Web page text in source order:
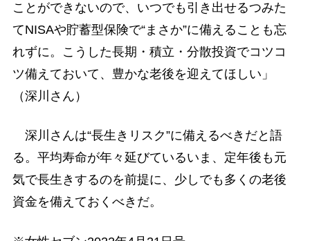
ことができないので、いつでも引き出せるつみた
てNISAや貯蓄型保険で“まさか”に備えることも忘
れずに。こうした長期・積立・分散投資でコツコ
ツ備えておいて、豊かな老後を迎えてほしい」
（深川さん）
深川さんは“長生きリスク”に備えるべきだと語
る。平均寿命が年々延びているいま、定年後も元
気で長生きするのを前提に、少しでも多くの老後
資金を備えておくべきだ。